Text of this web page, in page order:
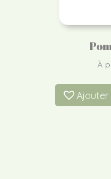
À
Ajouter